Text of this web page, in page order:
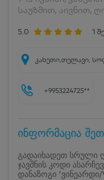
საუზმით, აივნით,
5.0 1
კახეთი,თელავი,
+9953224725**
ინფორმაცია
გადაიხადეთ სრული
ჯავშნის კოდი
დანაზოგი